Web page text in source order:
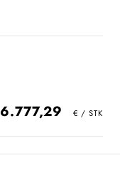
6.777,29